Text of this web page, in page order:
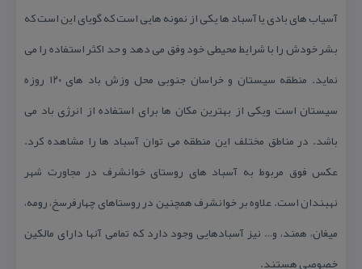
آسیاب های بادی یا آسباد ها یكی از نمونه هایی است كه گویای این است كه
بشر خودش را با شرایط محیطی خود وفق می دهد و حد اكثر استفاده را می
نماید. منطقه سیستان و خراسان جنوبی محل وزش باد های ۱۲۰ روزه
سیستان است ویكی از بهترین مكان ها برای استفاده از انرژی باد می
باشد. در مناطق مختلف این منطقه می توان آسباد ها را مشاهده كرد.
عكس فوق مربوط به آسباد های روستای خوانشرف در مجاورت شهر
نهبندان است. علاوه بر خوانشرف همچنین در روستاهای چهارفرسخ، رومه،
میغان، همند، و… نیز آسبادهایی وجود دارد كه تمامی آنها دارای مالكین
خصوصی هستند.